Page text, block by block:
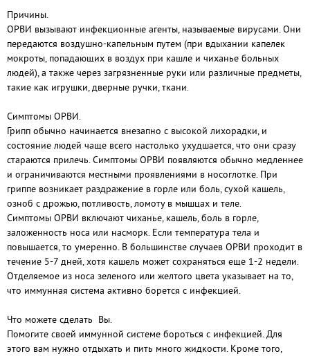
Причины.
ОРВИ вызывают инфекционные агенты, называемые вирусами. Они
передаются воздушно-капельным путем (при вдыхании капелек
мокроты, попадающих в воздух при кашле и чиханье больных
людей), а также через загрязненные руки или различные предметы,
такие как игрушки, дверные ручки, ткани.
Cимптомы ОРВИ.
Грипп обычно начинается внезапно с высокой лихорадки, и
состояние людей чаще всего настолько ухудшается, что они сразу
стараются прилечь. Симптомы ОРВИ появляются обычно медленнее
и ограничиваются местными проявлениями в носоглотке. При
гриппе возникает раздражение в горле или боль, сухой кашель,
озноб с дрожью, потливость, ломоту в мышцах и теле.
Симптомы ОРВИ включают чиханье, кашель, боль в горле,
заложенность носа или насморк. Если температура тела и
повышается, то умеренно. В большинстве случаев ОРВИ проходит в
течение 5-7 дней, хотя кашель может сохраняться еще 1-2 недели.
Отделяемое из носа зеленого или желтого цвета указывает на то,
что иммунная система активно борется с инфекцией.
Что можете сделать Вы.
Помогите своей иммунной системе бороться с инфекцией. Для
этого вам нужно отдыхать и пить много жидкости. Кроме того,